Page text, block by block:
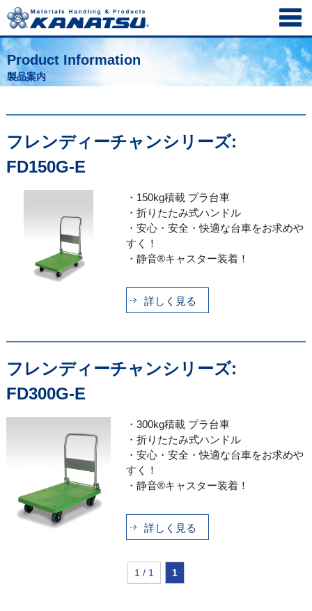
Product Information
製品案内
フレンディーチャンシリーズ:
FD150G-E
・150kg積載 プラ台車
・折りたたみ式ハンドル
・安心・安全・快適な台車をお求めや
すく！
・静音®キャスター装着！
詳しく見る
フレンディーチャンシリーズ:
FD300G-E
・300kg積載 プラ台車
・折りたたみ式ハンドル
・安心・安全・快適な台車をお求めや
すく！
・静音®キャスター装着！
詳しく見る
1 / 1 1